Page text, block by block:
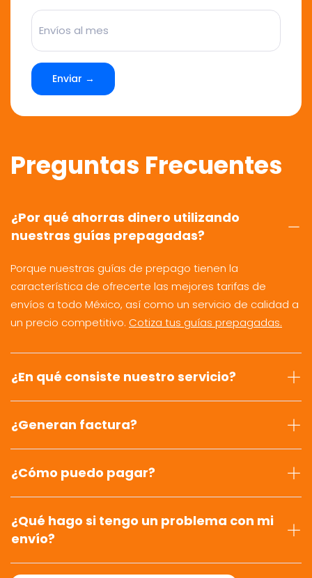
Enviar →
Preguntas Frecuentes
¿Por qué ahorras dinero utilizando
nuestras guías prepagadas?
Porque nuestras guías de prepago tienen la
característica de ofrecerte las mejores tarifas de
envíos a todo México, así como un servicio de calidad a
un precio competitivo. Cotiza tus guías prepagadas.
¿En qué consiste nuestro servicio?
¿Generan factura?
¿Cómo puedo pagar?
¿Qué hago si tengo un problema con mi
envío?